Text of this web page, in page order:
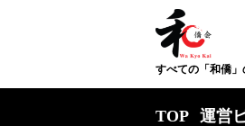
すべての「和僑
TOP 運営